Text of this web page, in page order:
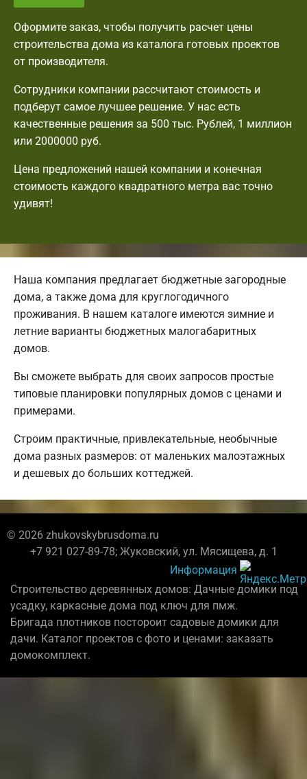
Оформите заказ, чтобы получить расчет цены
строительства дома из каталога готовых проектов
от производителя.
Сотрудники компании рассчитают стоимость и
подберут самое лучшее решение. У нас есть
качественные решения за 500 тыс. Рублей, 1 миллион
или 2000000 руб.
Цена предложений нашей компании и конечная
стоимость каждого квадратного метра вас точно
удивят!
Наша компания предлагает бюджетные загородные
дома, а также дома для круглогодичного
проживания. В нашем каталоге имеются зимние и
летние варианты бюджетных малогабаритных
домов.
Вы сможете выбрать для своих запросов простые
типовые планировки популярных домов с ценами и
примерами.
Строим практичные, привлекательные, необычные
дома разных размеров: от маленьких малоэтажных
и дешевых до больших коттеджей.
© 2026 zhukovskybrusdoma.ru
+7 921 027-89-78; Жуковский, ул. Мясищева, д. 1
Информация
Строительство деревянных домов: Дачные домики под
усадку, каркасные дома под ключ для пмж.
Бригада плотников постороит садовые домики для
дачи. Каталог проектов с фото и ценами: заказать
домокомплект.